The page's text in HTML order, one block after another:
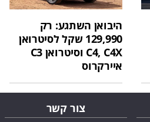
היבואן השתגע: רק
129,990 שקל לסיטרואן
C4, C4X וסיטרואן C3
איירקרוס
צור קשר